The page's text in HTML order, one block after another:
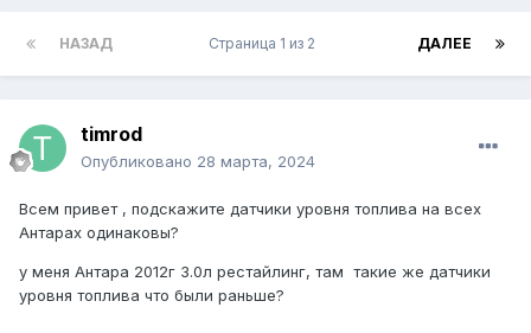
НАЗАД ДАЛЕЕ
Страница 1 из 2
timrod
Опубликовано 28 марта, 2024
Всем привет , подскажите датчики уровня топлива на всех
Антарах одинаковы?
у меня Антара 2012г 3.0л рестайлинг, там такие же датчики
уровня топлива что были раньше?